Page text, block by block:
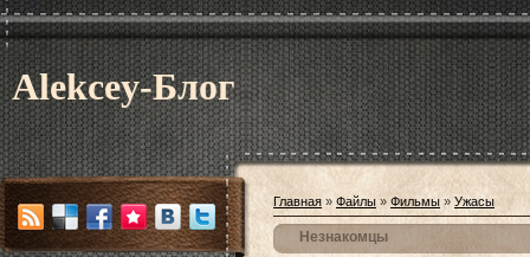
Alekcey-Блог
Главная » Файлы » Фильмы » Ужасы
Незнакомцы